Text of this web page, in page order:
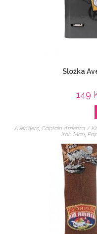
Složka
149
Avengers, Captain America /
Iron Man,